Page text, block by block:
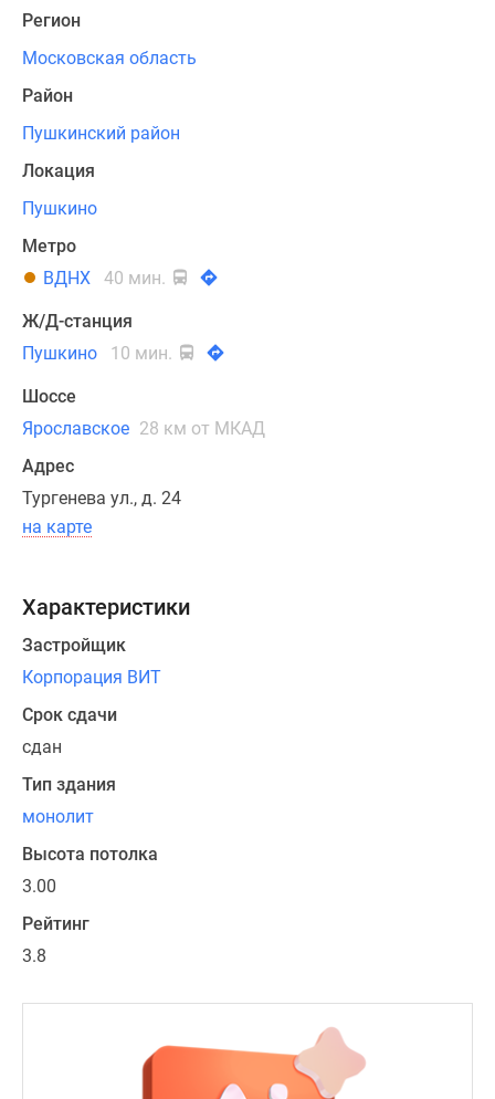
6
этаже.
Всего
97
однокомнатных
квартир
метражом
от
48
59,12
кв.
126
двухкомнатных
—
от
до
кв.
м,
100
трехкомнатных
от
77,6
до
104,39
м,
17
четырехкомнатных
от
Регион
Московская область
Район
Пушкинский район
Локация
Пушкино
Метро
ВДНХ
40 мин.
Ж/Д-станция
Пушкино
10 мин.
Шоссе
Ярославское 28 км от МКАД
Адрес
Тургенева ул., д. 24
на карте
Характеристики
Застройщик
Корпорация ВИТ
Срок сдачи
сдан
Тип здания
монолит
Высота потолка
3.00
Рейтинг
3.8